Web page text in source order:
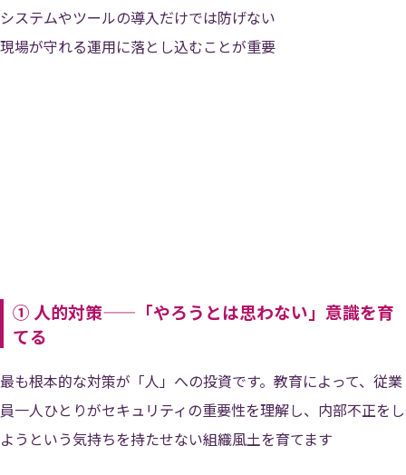
システムやツールの導入だけでは防げない
現場が守れる運用に落とし込むことが重要
① 人的対策——「やろうとは思わない」意識を育
てる
最も根本的な対策が「人」への投資です。教育によって、従業
員一人ひとりがセキュリティの重要性を理解し、内部不正をし
ようという気持ちを持たせない組織風土を育てます